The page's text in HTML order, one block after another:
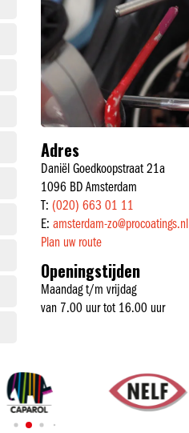
Adres
Daniël Goedkoopstraat 21a
1096 BD Amsterdam
T:(020) 663 01 11
E:amsterdam-zo@procoatings.nl
Plan uw route
Openingstijden
Maandag t/m vrijdag
van 7.00 uur tot 16.00 uur